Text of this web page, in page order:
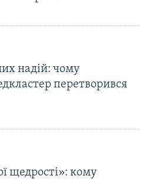
надій: чому
перетворився
щедрості»: кому